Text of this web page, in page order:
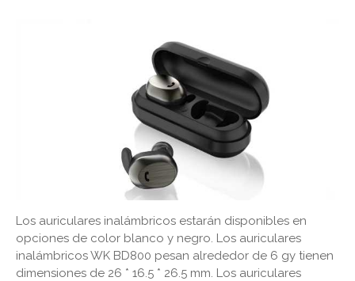
Los auriculares inalámbricos estarán disponibles en
opciones de color blanco y negro. Los auriculares
inalámbricos WK BD800 pesan alrededor de 6 gy tienen
dimensiones de 26 * 16.5 * 26.5 mm. Los auriculares